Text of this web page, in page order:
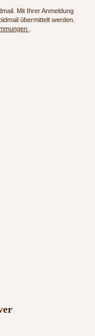
Mit Ihrer Anmeldung
übermittelt werden.